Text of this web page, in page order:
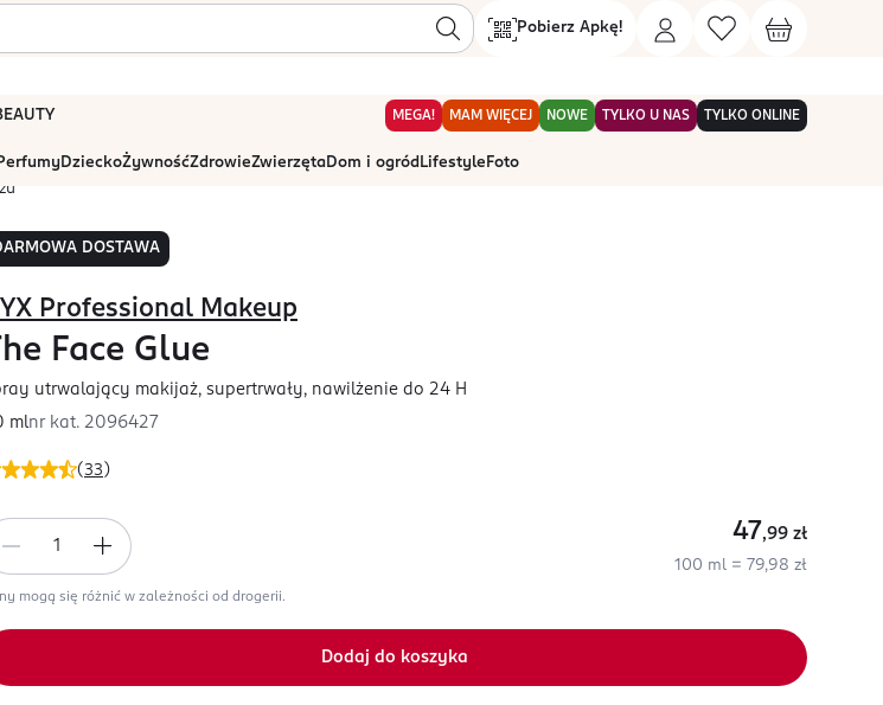
Pobierz Apkę!
MEGA! MAM WIĘCEJ NOWE TYLKO U NAS TYLKO ONLINE
DzieckoŻywnośćZdrowieZwierzętaDom i ogród Lifestyle Foto
DOSTAWA
(33 )
Professional Makeup
Face Glue
utrwalający makijaż, supertrwały, nawilżenie do 24 H
mlnr kat. 2096427
47,99 zł
100 ml = 79,98 zł
mogą się różnić w zależności od drogerii.
Dodaj do koszyka